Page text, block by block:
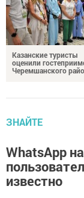
Казанские туристы
оценили
Черемшанского
ЗНАЙТЕ
WhatsApp
известно